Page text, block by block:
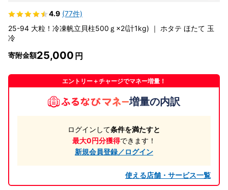
4.9 (77件)
25-94 大粒！冷凍帆立貝柱500ｇ×2(計1kg) ｜ ホタテ ほたて 玉
冷
寄附金額25,000
エントリー＋チャージでマネー増量！
増量の内訳
ログインして条件を満たすと
最大0円分獲得できます！
新規会員登録／ログイン
使える店舗・サービス一覧